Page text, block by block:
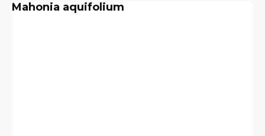
Mahonia aquifolium